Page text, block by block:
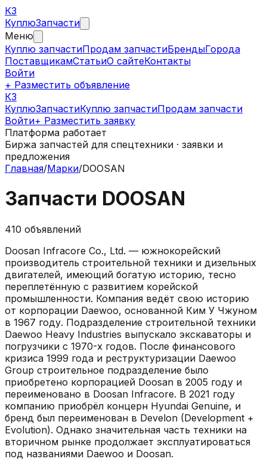
КЗ
КуплюЗапчасти
Меню
Куплю запчастиПродам запчастиБрендыГорода
ПоставщикамСтатьиО сайтеКонтакты
Войти
+ Разместить объявление
КЗ
КуплюЗапчастиКуплю запчастиПродам запчасти
Войти+ Разместить заявку
Платформа работает
Биржа запчастей для спецтехники · заявки и
предложения
Главная/Марки/DOOSAN
Запчасти DOOSAN
410 объявлений
Doosan Infracore Co., Ltd. — южнокорейский
производитель строительной техники и дизельных
двигателей, имеющий богатую историю, тесно
переплетённую с развитием корейской
промышленности. Компания ведёт свою историю
от корпорации Daewoo, основанной Ким У Чжуном
в 1967 году. Подразделение строительной техники
Daewoo Heavy Industries выпускало экскаваторы и
погрузчики с 1970-х годов. После финансового
кризиса 1999 года и реструктуризации Daewoo
Group строительное подразделение было
приобретено корпорацией Doosan в 2005 году и
переименовано в Doosan Infracore. В 2021 году
компанию приобрёл концерн Hyundai Genuine, и
бренд был переименован в Develon (Development +
Evolution). Однако значительная часть техники на
вторичном рынке продолжает эксплуатироваться
под названиями Daewoo и Doosan.